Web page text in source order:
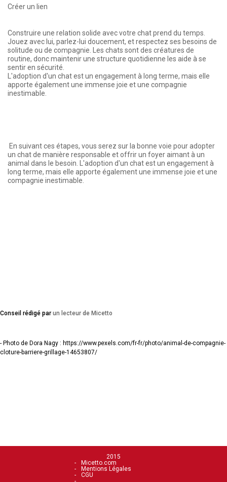
Créer un lien
Construire une relation solide avec votre chat prend du temps.
Jouez avec lui, parlez-lui doucement, et respectez ses besoins de
solitude ou de compagnie. Les chats sont des créatures de
routine, donc maintenir une structure quotidienne les aide à se
sentir en sécurité.
L'adoption d'un chat est un engagement à long terme, mais elle
apporte également une immense joie et une compagnie
inestimable.
En suivant ces étapes, vous serez sur la bonne voie pour adopter
un chat de manière responsable et offrir un foyer aimant à un
animal dans le besoin. L'adoption d'un chat est un engagement à
long terme, mais elle apporte également une immense joie et une
compagnie inestimable.
Conseil rédigé par un lecteur de Micetto
- Photo de Dora Nagy : https://www.pexels.com/fr-fr/photo/animal-de-compagnie-
cloture-barriere-grillage-14653807/
2015
Micetto.com
Mentions Légales
CGU